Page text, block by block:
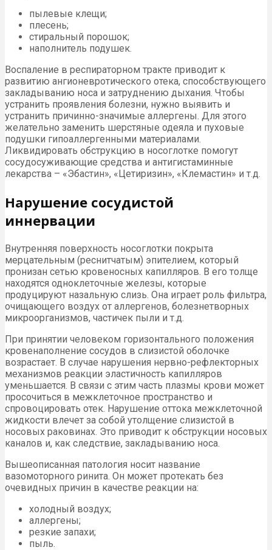
пылевые клещи;
плесень;
стиральный порошок;
наполнитель подушек.
Воспаление в респираторном тракте приводит к
развитию ангионевротического отека, способствующего
закладыванию носа и затруднению дыхания. Чтобы
устранить проявления болезни, нужно выявить и
устранить причинно-значимые аллергены. Для этого
желательно заменить шерстяные одеяла и пуховые
подушки гипоаллергенными материалами.
Ликвидировать обструкцию в носоглотке помогут
сосудосуживающие средства и антигистаминные
лекарства – «Эбастин», «Цетиризин», «Клемастин» и т.д.
Нарушение сосудистой
иннервации
Внутренняя поверхность носоглотки покрыта
мерцательным (реснитчатым) эпителием, который
пронизан сетью кровеносных капилляров. В его толще
находятся одноклеточные железы, которые
продуцируют назальную слизь. Она играет роль фильтра,
очищающего воздух от аллергенов, болезнетворных
микроорганизмов, частичек пыли и т.д.
При принятии человеком горизонтального положения
кровенаполнение сосудов в слизистой оболочке
возрастает. В случае нарушения нервно-рефлекторных
механизмов реакции эластичность капилляров
уменьшается. В связи с этим часть плазмы крови может
просочиться в межклеточное пространство и
спровоцировать отек. Нарушение оттока межклеточной
жидкости влечет за собой утолщение слизистой в
носовых раковинах. Это приводит к обструкции носовых
каналов и, как следствие, закладыванию носа.
Вышеописанная патология носит название
вазомоторного ринита. Он может протекать без
очевидных причин в качестве реакции на:
холодный воздух;
аллергены;
резкие запахи;
пыль.